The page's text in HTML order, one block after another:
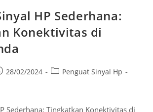
HP Sederhana:
Konektivitas di
28/02/2024
PostPenguat Sinyal Hp
Sederhana: Tingkatkan Konektivitas di